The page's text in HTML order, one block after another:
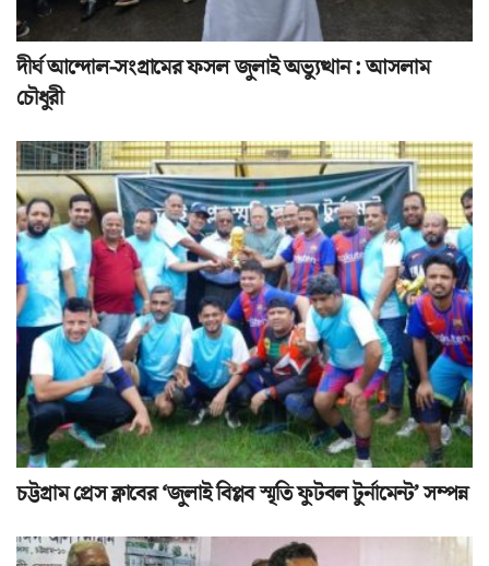
দীর্ঘ আন্দোল-সংগ্রামের ফসল জুলাই অভ্যুত্থান : আসলাম
চৌধুরী
চট্টগ্রাম প্রেস ক্লাবের ‘জুলাই বিপ্লব স্মৃতি ফুটবল টুর্নামেন্ট’ সম্পন্ন